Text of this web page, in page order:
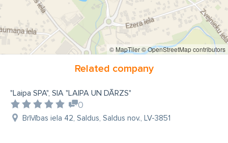
© MapTiler© OpenStreetMap contributors
Related company
"Laipa SPA", SIA "LAIPA UN DĀRZS"
0
Brīvības iela 42, Saldus, Saldus nov., LV-3851